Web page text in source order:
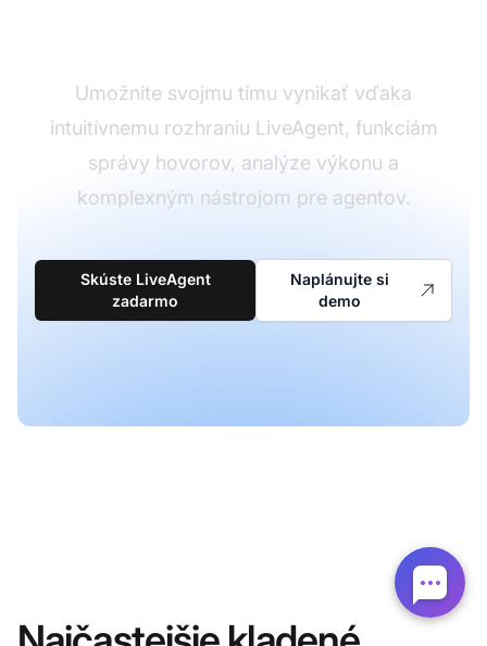
Umožnite svojmu tímu vynikať vďaka
intuitívnemu rozhraniu LiveAgent, funkciám
správy hovorov, analýze výkonu a
komplexným nástrojom pre agentov.
Skúste LiveAgent
zadarmo
Naplánujte si
demo